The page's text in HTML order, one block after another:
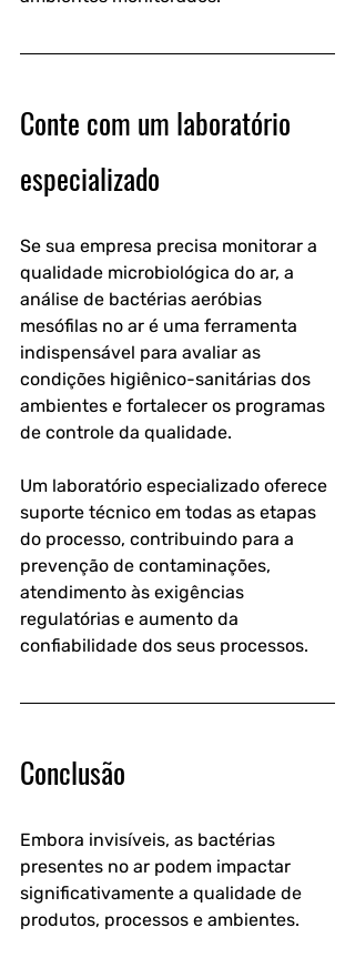
Conte com um laboratório
especializado
Se sua empresa precisa monitorar a
qualidade microbiológica do ar, a
análise de bactérias aeróbias
mesófilas no ar é uma ferramenta
indispensável para avaliar as
condições higiênico-sanitárias dos
ambientes e fortalecer os programas
de controle da qualidade.
Um laboratório especializado oferece
suporte técnico em todas as etapas
do processo, contribuindo para a
prevenção de contaminações,
atendimento às exigências
regulatórias e aumento da
confiabilidade dos seus processos.
Conclusão
Embora invisíveis, as bactérias
presentes no ar podem impactar
significativamente a qualidade de
produtos, processos e ambientes.